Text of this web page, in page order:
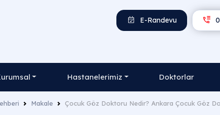
E-Randevu
Hastanelerimiz Doktorlar
Makale Çocuk Göz Doktoru​ Nedir? Ankara Çocuk Göz